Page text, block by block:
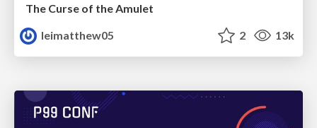
The Curse of the Amulet
leimatthew05
2 13k